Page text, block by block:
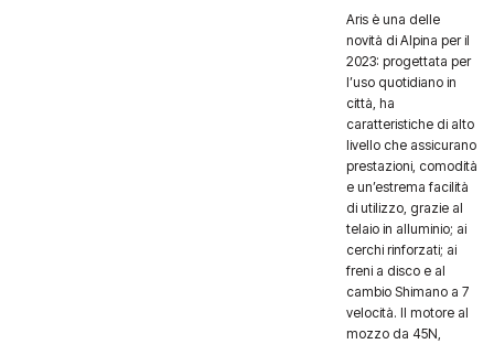
Aris è una delle
novità di Alpina per il
2023: progettata per
l’uso quotidiano in
città, ha
caratteristiche di alto
livello che assicurano
prestazioni, comodità
e un’estrema facilità
di utilizzo, grazie al
telaio in alluminio; ai
cerchi rinforzati; ai
freni a disco e al
cambio Shimano a 7
velocità. Il motore al
mozzo da 45N,